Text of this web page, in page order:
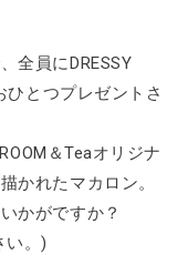
全員にDRESSY
ひとつプレゼントさ
＆Teaオリジナ
かれたマカロン。
かがですか？
い。)